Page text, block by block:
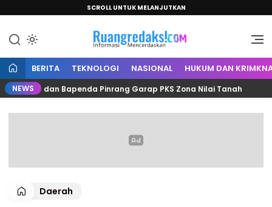
SCROLL UNTUK MELANJUTKAN
Ruang Redaksi
Informasi Mencerdaskan
BERITA TEKNOLOGI NASIONAL HUKUM DAN
NEWS
dan Bapenda Pinrang Garap PKS Zona Nilai Tanah
Daerah